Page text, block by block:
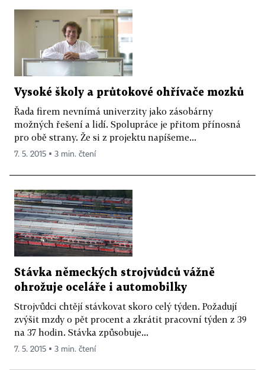
Vysoké školy a průtokové ohřívače mozků
Řada firem nevnímá univerzity jako zásobárny
možných řešení a lidí. Spolupráce je přitom přínosná
pro obě strany. Že si z projektu napíšeme...
7. 5. 2015 ▪ 3 min. čtení
Stávka německých strojvůdců vážně
ohrožuje oceláře i automobilky
Strojvůdci chtějí stávkovat skoro celý týden. Požadují
zvýšit mzdy o pět procent a zkrátit pracovní týden z 39
na 37 hodin. Stávka způsobuje...
7. 5. 2015 ▪ 3 min. čtení